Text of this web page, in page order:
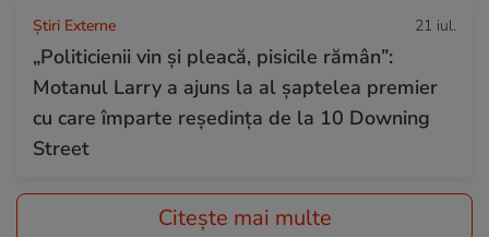
Știri Externe 21 iul.
„Politicienii vin și pleacă, pisicile rămân”:
Motanul Larry a ajuns la al șaptelea premier
cu care împarte reședința de la 10 Downing
Street
Citește mai multe